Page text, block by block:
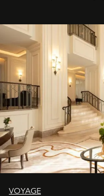
VOYAGE